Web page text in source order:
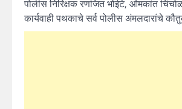
पोलीस निरिक्षक रणजित भोईटे, ओमकांत
कार्यवाही पथकाचे सर्व पोलीस अंमलदारांचे